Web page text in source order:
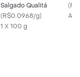
Salgado Qualitá
(R$0.0968/g)
1 X 100 g
(